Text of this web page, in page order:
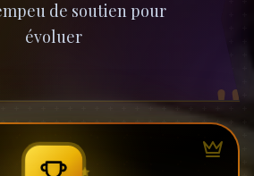
"
de soutien pour
évoluer